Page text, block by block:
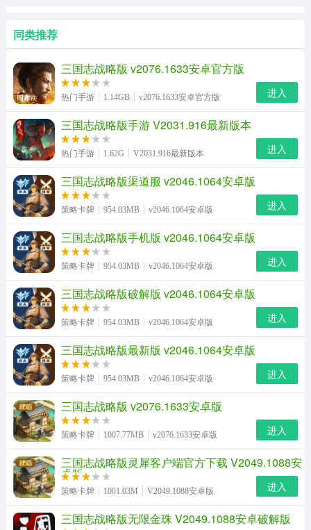
同类推荐
三国志战略版 v2076.1633安卓官方版
热门手游 1.14GB v2076.1633安卓官方版 进入
三国志战略版手游 V2031.916最新版本
热门手游 1.62G V2031.916最新版本 进入
三国志战略版渠道服 v2046.1064安卓版
策略卡牌 954.03MB v2046.1064安卓版 进入
三国志战略版手机版 v2046.1064安卓版
策略卡牌 954.03MB v2046.1064安卓版 进入
三国志战略版破解版 v2046.1064安卓版
策略卡牌 954.03MB v2046.1064安卓版 进入
三国志战略版最新版 v2046.1064安卓版
策略卡牌 954.03MB v2046.1064安卓版 进入
三国志战略版 v2076.1633安卓版
策略卡牌 1007.77MB v2076.1633安卓版 进入
三国志战略版灵犀客户端官方下载 V2049.1088安
卓版
策略卡牌 1001.03M V2049.1088安卓版 进入
三国志战略版无限金珠 V2049.1088安卓破解版